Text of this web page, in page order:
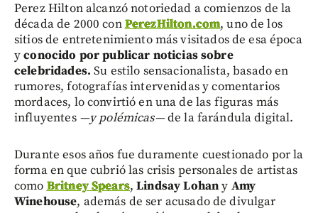
Perez Hilton alcanzó notoriedad a comienzos de la
década de 2000 conPerezHilton.com, uno de los
sitios de entretenimiento más visitados de esa época
yconocido por publicar noticias sobre
celebridades.Su estilo sensacionalista, basado en
rumores, fotografías intervenidas y comentarios
mordaces, lo convirtió en una de las figuras más
influyentes —y polémicas—de la farándula digital.
Durante esos años fue duramente cuestionado por la
forma en que cubrió las crisis personales de artistas
comoBritney Spears,Lindsay Lohany Amy
Winehouse, además de ser acusado de divulgar